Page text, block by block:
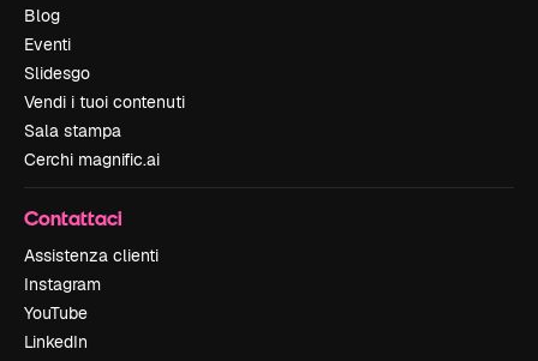
Blog
Eventi
Slidesgo
Vendi i tuoi contenuti
Sala stampa
Cerchi magnific.ai
Contattaci
Assistenza clienti
Instagram
YouTube
LinkedIn